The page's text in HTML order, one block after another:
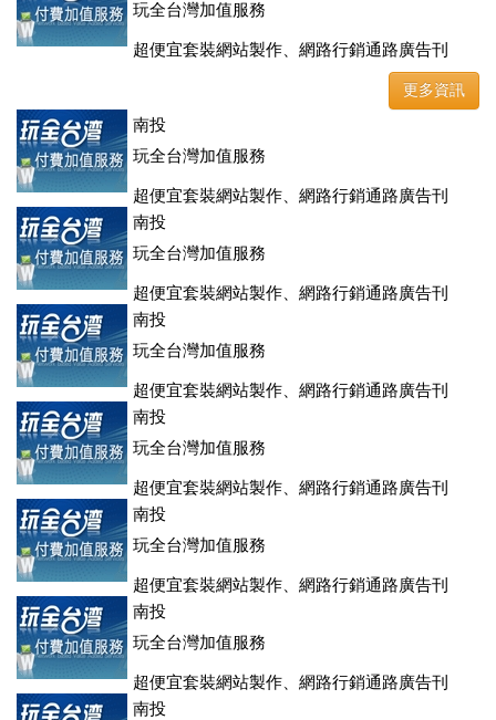
玩全台灣加值服務
超便宜套裝網站製作、網路行銷通路廣告刊
登、訂房系統、客房委託旅行社銷售，全面優惠中....
更多資訊
南投
玩全台灣加值服務
超便宜套裝網站製作、網路行銷通路廣告刊
登、訂房系統、客房委託旅行社銷售，全面優惠中....
南投
玩全台灣加值服務
超便宜套裝網站製作、網路行銷通路廣告刊
登、訂房系統、客房委託旅行社銷售，全面優惠中....
南投
玩全台灣加值服務
超便宜套裝網站製作、網路行銷通路廣告刊
登、訂房系統、客房委託旅行社銷售，全面優惠中....
南投
玩全台灣加值服務
超便宜套裝網站製作、網路行銷通路廣告刊
登、訂房系統、客房委託旅行社銷售，全面優惠中....
南投
玩全台灣加值服務
超便宜套裝網站製作、網路行銷通路廣告刊
登、訂房系統、客房委託旅行社銷售，全面優惠中....
南投
玩全台灣加值服務
超便宜套裝網站製作、網路行銷通路廣告刊
登、訂房系統、客房委託旅行社銷售，全面優惠中....
南投